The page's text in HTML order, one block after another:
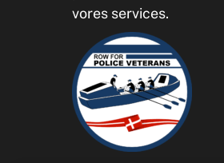
vores services.